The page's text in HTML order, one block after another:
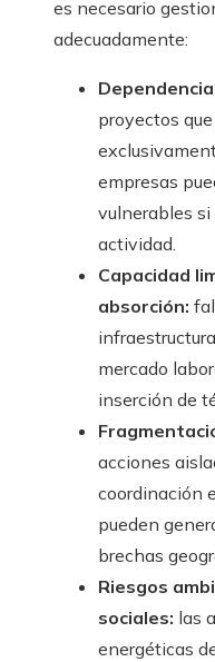
es necesario
adecuadamente:
proyectos
empresas
vulnerables si
actividad.
Capacidad
absorción:
mercado
inserción de
acciones
coordinación
pueden
brechas
Riesgos
sociales: las
energéticas